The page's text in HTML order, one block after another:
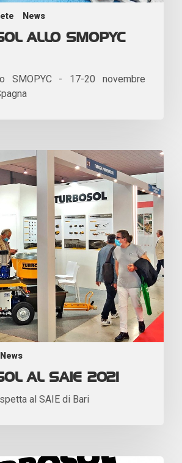
News
ALLO SMOPYC
SMOPYC - 17-20 novembre
News
AL SAIE 2021
al SAIE di Bari